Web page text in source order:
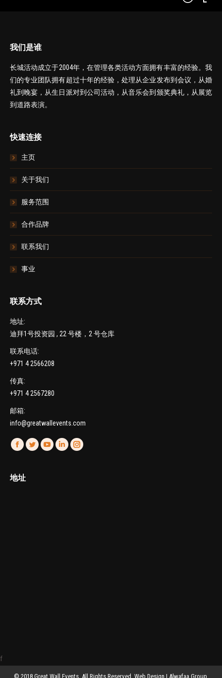
我们是谁
长城活动成立于2004年，在管理各类活动方面拥有丰富的经验。我
们的专业团队拥有超过十年的经验，处理从企业发布到会议，从婚
礼到晚宴，从生日派对到公司活动，从音乐会到颁奖典礼，从展览
到道路表演。
快速连接
主页
关于我们
服务范围
合作品牌
联系我们
事业
联系方式
地址:
迪拜1号投资园 , 22 号楼，2 号仓库
联系电话:
+971 4 2566208
传真:
+971 4 2567280
邮箱:
info@greatwallevents.com
找到我们：
Facebook
TwitterYouTubeLinkedinInstagram
地址
f
© 2018 Great Wall Events. All Rights Reserved. Web Design | Alwafaa Group,